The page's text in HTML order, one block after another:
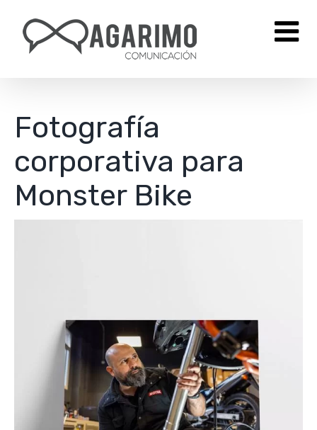
contenido
Fotografía
corporativa para
Monster Bike